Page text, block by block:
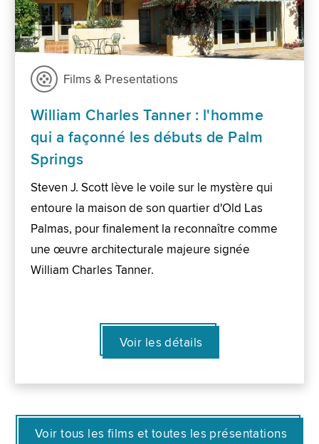
Films & Presentations
William Charles Tanner : l'homme
qui a façonné les débuts de Palm
Springs
Steven J. Scott lève le voile sur le mystère qui
entoure la maison de son quartier d'Old Las
Palmas, pour finalement la reconnaître comme
une œuvre architecturale majeure signée
William Charles Tanner.
Voir les détails
Voir tous les films et toutes les présentations